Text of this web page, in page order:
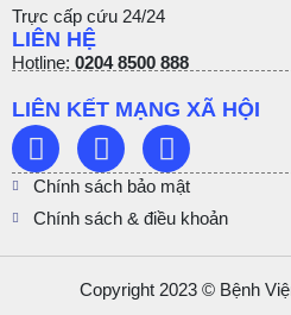
Trực cấp cứu 24/24
LIÊN HỆ
Hotline: 0204 8500 888
LIÊN KẾT MẠNG XÃ HỘI
Chính sách bảo mật
Chính sách & điều khoản
Copyright 2023 © Bệnh